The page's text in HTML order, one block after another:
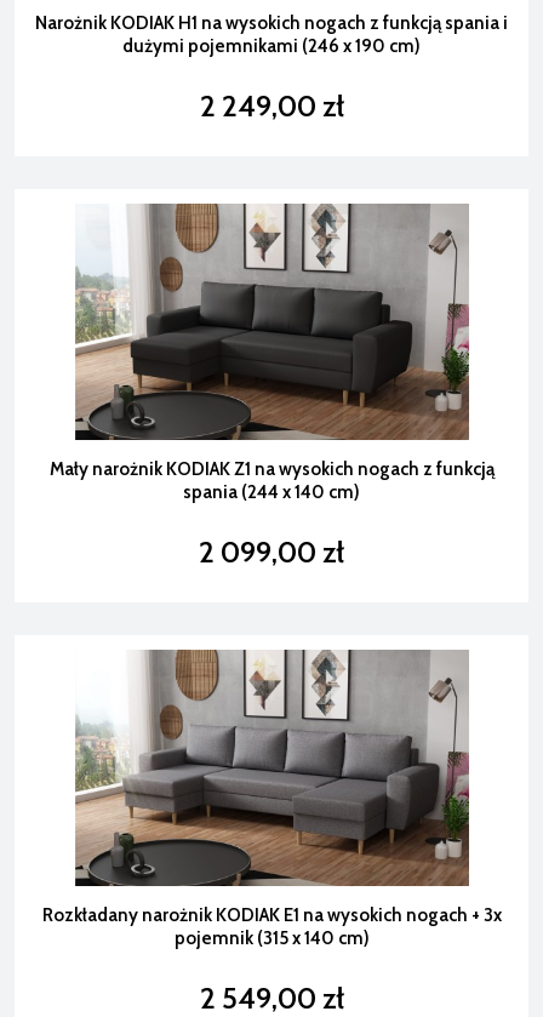
Narożnik KODIAK H1 na wysokich nogach z funkcją spania i
dużymi pojemnikami (246 x 190 cm)
2 249,00 zł
Mały narożnik KODIAK Z1 na wysokich nogach z funkcją
spania (244 x 140 cm)
2 099,00 zł
Rozkładany narożnik KODIAK E1 na wysokich nogach + 3x
pojemnik (315 x 140 cm)
2 549,00 zł